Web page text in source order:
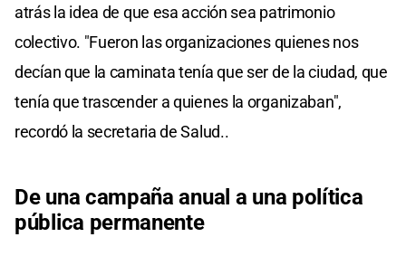
atrás la idea de que esa acción sea patrimonio
colectivo. "Fueron las organizaciones quienes nos
decían que la caminata tenía que ser de la ciudad, que
tenía que trascender a quienes la organizaban",
recordó la secretaria de Salud..
De una campaña anual a una política
pública permanente